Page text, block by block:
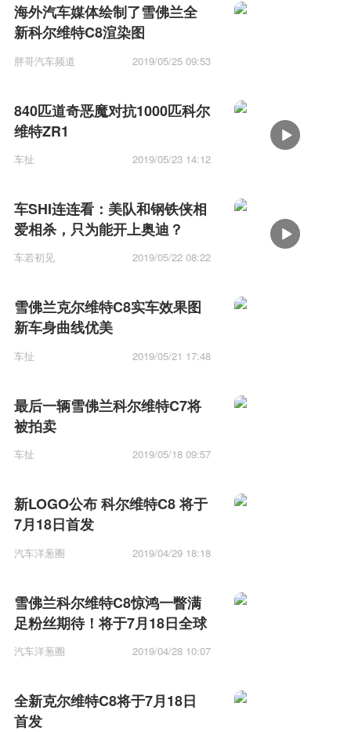
海外汽车媒体绘制了雪佛兰全
新科尔维特C8渲染图
胖哥汽车频道 2019/05/25 09:53
840匹道奇恶魔对抗1000匹科尔
维特ZR1
车扯 2019/05/23 14:12
车SHI连连看：美队和钢铁侠相
爱相杀，只为能开上奥迪？
车若初见 2019/05/22 08:22
雪佛兰克尔维特C8实车效果图
新车身曲线优美
车扯 2019/05/21 17:48
最后一辆雪佛兰科尔维特C7将
被拍卖
车扯 2019/05/18 09:57
新LOGO公布 科尔维特C8 将于
7月18日首发
汽车洋葱圈 2019/04/29 18:18
雪佛兰科尔维特C8惊鸿一瞥满
足粉丝期待！将于7月18日全球
首发！
汽车洋葱圈 2019/04/28 10:07
全新克尔维特C8将于7月18日
首发